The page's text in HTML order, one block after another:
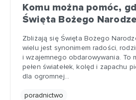
Komu można pomóc,
Święta Bożego
Zbliżają się Święta Bożego
wielu jest synonimem radości,
i wzajemnego obdarowywania. To
pełen światełek, kolęd i zapachu
dla ogromnej…
poradnictwo